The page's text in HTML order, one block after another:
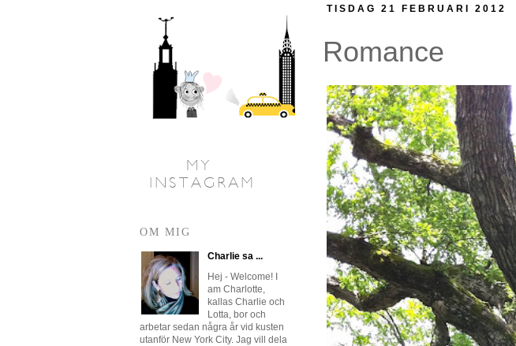
TISDAG 21 FEBRUARI 2012
Romance
OM MIG
Charlie sa ...
Hej - Welcome! I
am Charlotte,
kallas Charlie och
Lotta, bor och
arbetar sedan några år vid kusten
utanför New York City. Jag vill dela